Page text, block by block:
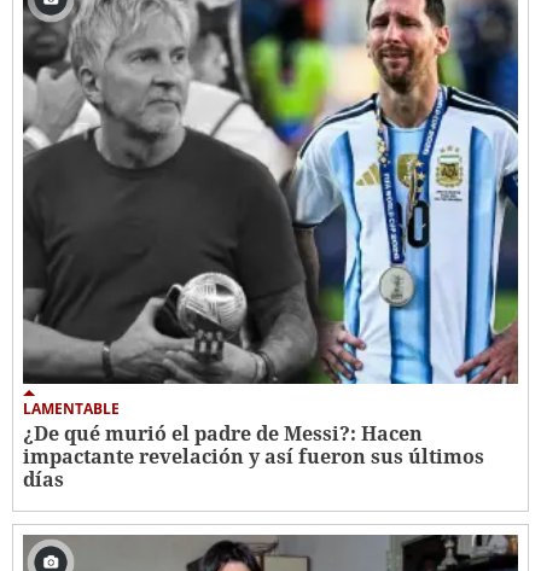
LAMENTABLE
¿De qué murió el padre de Messi?: Hacen
impactante revelación y así fueron sus últimos
días